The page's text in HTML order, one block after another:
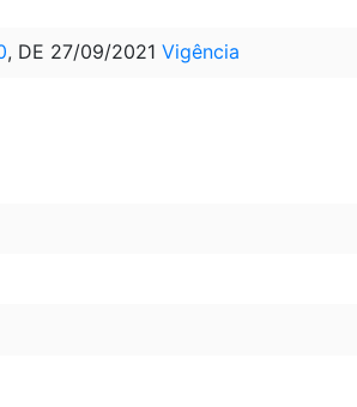
, DE 27/09/2021 Vigência